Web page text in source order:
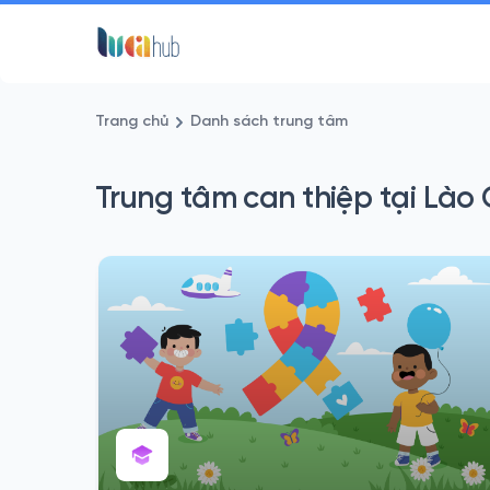
Trang chủ Danh sách trung tâm
Trung tâm can thiệp tại Lào